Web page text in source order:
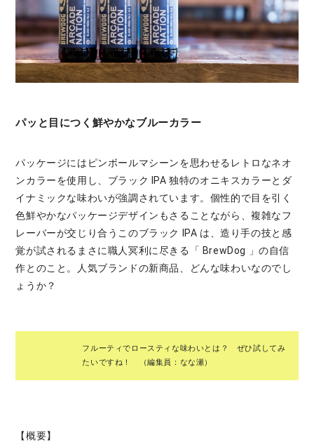
パッと目につく鮮やかなブルーカラー
パッケージにはピンボールマシーンを思わせるレトロなネオ
ンカラーを使用し、ブラック IPA 独特のオニキスカラーとダ
イナミックな味わいが強調されています。個性的で目を引く
色鮮やかなパッケージデザインもさることながら、複雑なフ
レーバーが交じり合うこのブラック IPA は、造り手の技と感
覚が試されるまさに職人冥利に尽きる「 BrewDog 」の自信
作とのこと。人気ブランドの新商品、どんな味わいなのでし
ょうか？
フルーティでロースティな味わいとは？ ぜひ試してみ
たいですね！ （編集員：なな瀬）
【概要】